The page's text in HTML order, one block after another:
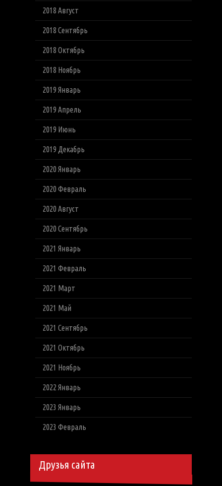
2018 Август
2018 Сентябрь
2018 Октябрь
2018 Ноябрь
2019 Январь
2019 Апрель
2019 Июнь
2019 Декабрь
2020 Январь
2020 Февраль
2020 Август
2020 Сентябрь
2021 Январь
2021 Февраль
2021 Март
2021 Май
2021 Сентябрь
2021 Октябрь
2021 Ноябрь
2022 Январь
2023 Январь
2023 Февраль
Друзья сайта